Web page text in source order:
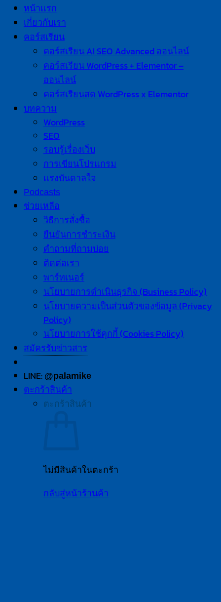
หน้าแรก
เกี่ยวกับเรา
คอร์สเรียน
คอร์สเรียน AI SEO Advanced ออนไลน์
คอร์สเรียน WordPress + Elementor –
ออนไลน์
คอร์สเรียนสด WordPress x Elementor
บทความ
WordPress
SEO
รอบรู้เรื่องเว็บ
การเขียนโปรแกรม
แรงบันดาลใจ
Podcasts
ช่วยเหลือ
วิธีการสั่งซื้อ
ยืนยันการชำระเงิน
คำถามที่ถามบ่อย
ติดต่อเรา
พาร์ทเนอร์
นโยบายการดำเนินธุรกิจ (Business Policy)
นโยบายความเป็นส่วนตัวของข้อมูล (Privacy
Policy)
นโยบายการใช้คุกกี้ (Cookies Policy)
สมัครรับข่าวสาร
LINE: @palamike
ตะกร้าสินค้า
ตะกร้าสินค้า
ไม่มีสินค้าในตะกร้า
กลับสู่หน้าร้านค้า